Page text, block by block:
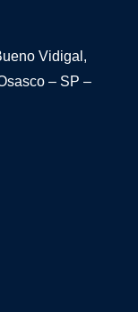
Vidigal,
– SP –